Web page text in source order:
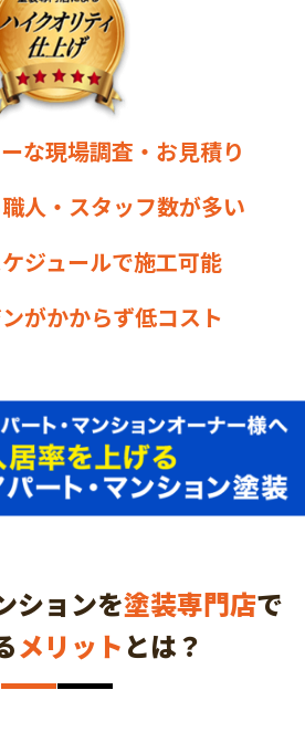
な現場調査・お見積り
人・スタッフ数が多い
ジュールで施工可能
がかからず低コスト
ションを塗装専門店で
メリット とは？